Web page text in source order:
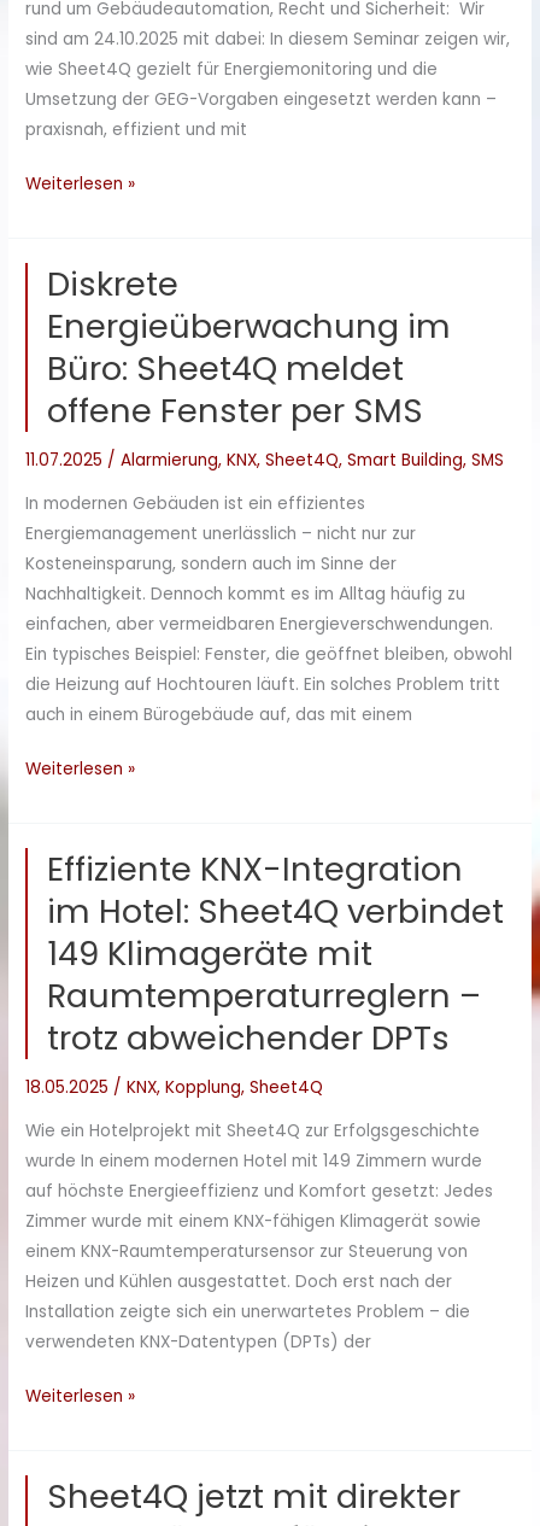
rund um Gebäudeautomation, Recht und Sicherheit: Wir
sind am 24.10.2025 mit dabei: In diesem Seminar zeigen wir,
wie Sheet4Q gezielt für Energiemonitoring und die
Umsetzung der GEG-Vorgaben eingesetzt werden kann –
praxisnah, effizient und mit
Onlineseminar-
Gira
Weiterlesen »
Diskrete
Energieüberwachung im
Büro: Sheet4Q meldet
offene Fenster per SMS
11.07.2025 /Alarmierung,KNX,Sheet4Q,Smart Building,SMS
In modernen Gebäuden ist ein effizientes
Energiemanagement unerlässlich – nicht nur zur
Kosteneinsparung, sondern auch im Sinne der
Nachhaltigkeit. Dennoch kommt es im Alltag häufig zu
einfachen, aber vermeidbaren Energieverschwendungen.
Ein typisches Beispiel: Fenster, die geöffnet bleiben, obwohl
die Heizung auf Hochtouren läuft. Ein solches Problem tritt
auch in einem Bürogebäude auf, das mit einem
Diskrete
Büro:
meldet
offene
Fenster
per
SMS
Weiterlesen »
Effiziente KNX-Integration
im Hotel: Sheet4Q verbindet
149 Klimageräte mit
Raumtemperaturreglern –
trotz abweichender DPTs
18.05.2025 /KNX,Kopplung,Sheet4Q
Wie ein Hotelprojekt mit Sheet4Q zur Erfolgsgeschichte
wurde In einem modernen Hotel mit 149 Zimmern wurde
auf höchste Energieeffizienz und Komfort gesetzt: Jedes
Zimmer wurde mit einem KNX-fähigen Klimagerät sowie
einem KNX-Raumtemperatursensor zur Steuerung von
Heizen und Kühlen ausgestattet. Doch erst nach der
Installation zeigte sich ein unerwartetes Problem – die
verwendeten KNX-Datentypen (DPTs) der
Effiziente
Hotel:
Weiterlesen »
Sheet4Q jetzt mit direkter